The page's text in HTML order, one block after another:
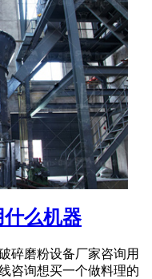
什么机器
碎磨粉设备厂家咨询用
咨询想买一个做料理的